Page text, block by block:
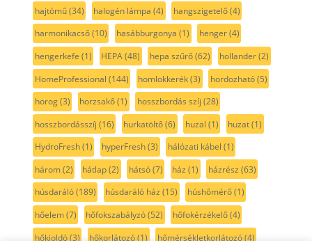
hajtómű(34) halogén lámpa (4) hangszigetelő(4)
harmonikacső(10) hasábburgonya (1) henger(4)
hengerkefe (1) HEPA(48) hepa szűrő(62) hollander(2)
HomeProfessional (144) homlokkerék(3) hordozható(5)
horog(3) horzsakő(1) hosszbordás szíj (28)
hosszbordásszíj (16) hurkatöltő(6) huzal (1) huzat(1)
HydroFresh(1) hyperFresh(3) hálózati kábel (1)
három(2) hátlap(2) hátsó(7) ház (1) házrész (63)
húsdaráló(189) húsdaráló ház (15) húshőmérő(1)
hőelem(7) hőfokszabályzó(52) hőfokérzékelő(4)
hőkioldó(3) hőkorlátozó(1) hőmérsékletkorlátozó(4)